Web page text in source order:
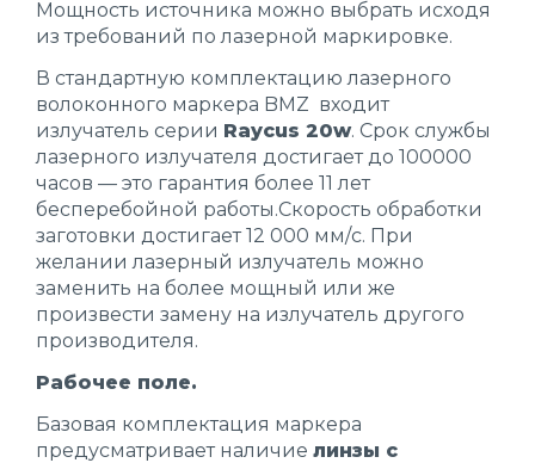
Мощность источника можно выбрать исходя
из требований по лазерной маркировке.
В стандартную комплектацию лазерного
волоконного маркера BMZ входит
излучатель серии Raycus 20w. Срок службы
лазерного излучателя достигает до 100000
часов — это гарантия более 11 лет
бесперебойной работы.Скорость обработки
заготовки достигает 12 000 мм/c. При
желании лазерный излучатель можно
заменить на более мощный или же
произвести замену на излучатель другого
производителя.
Рабочее поле.
Базовая комплектация маркера
предусматривает наличие линзы с